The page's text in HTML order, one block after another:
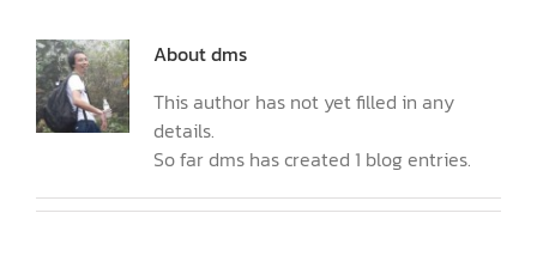
Aboutdms
This author has not yet filled in any
details.
So far dms has created 1 blog entries.